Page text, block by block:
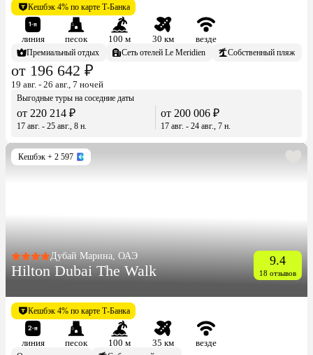
Кешбэк 4% по карте Т-Банка
линия песок 100 м 30 км
везде
Премиальный отдых
Сеть отелей Le Meridien Собственный пляж
от 196 642 ₽
19 авг. - 26 авг., 7 ночей
Выгодные туры на соседние даты
от 220 214 ₽
17 авг. - 25 авг., 8 н.
от 200 006 ₽
17 авг. - 24 авг., 7 н.
Кешбэк + 2 597
Дубай Марина, ОАЭ
Hilton Dubai The Walk
9.4
18 отзывов
Кешбэк 4% по карте Т-Банка
линия песок 100 м 35 км
везде